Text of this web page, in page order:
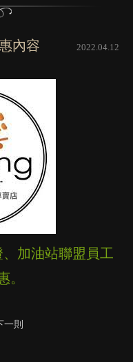
內容 2022.04.12
加油站聯盟員工
。
一則